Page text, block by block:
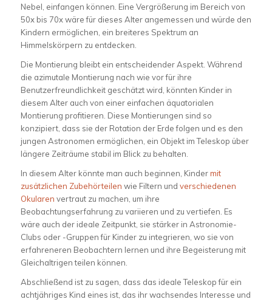
Nebel, einfangen können. Eine Vergrößerung im Bereich von
50x bis 70x wäre für dieses Alter angemessen und würde den
Kindern ermöglichen, ein breiteres Spektrum an
Himmelskörpern zu entdecken.
Die Montierung bleibt ein entscheidender Aspekt. Während
die azimutale Montierung nach wie vor für ihre
Benutzerfreundlichkeit geschätzt wird, könnten Kinder in
diesem Alter auch von einer einfachen äquatorialen
Montierung profitieren. Diese Montierungen sind so
konzipiert, dass sie der Rotation der Erde folgen und es den
jungen Astronomen ermöglichen, ein Objekt im Teleskop über
längere Zeiträume stabil im Blick zu behalten.
In diesem Alter könnte man auch beginnen, Kindermit
zusätzlichen Zubehörteilen wie Filtern und verschiedenen
Okularen vertraut zu machen, um ihre
Beobachtungserfahrung zu variieren und zu vertiefen. Es
wäre auch der ideale Zeitpunkt, sie stärker in Astronomie-
Clubs oder -Gruppen für Kinder zu integrieren, wo sie von
erfahreneren Beobachtern lernen und ihre Begeisterung mit
Gleichaltrigen teilen können.
Abschließend ist zu sagen, dass das ideale Teleskop für ein
achtjähriges Kind eines ist, das ihr wachsendes Interesse und